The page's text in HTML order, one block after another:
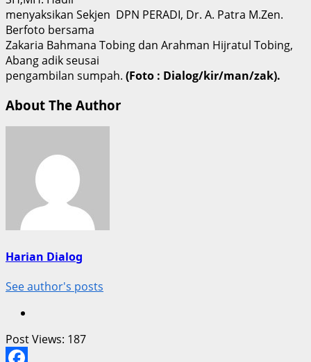
menyaksikan Sekjen DPN PERADI, Dr. A. Patra M.Zen.
Berfoto bersama
Zakaria Bahmana Tobing dan Arahman Hijratul Tobing,
Abang adik seusai
pengambilan sumpah. (Foto : Dialog/kir/man/zak).
About The Author
Harian Dialog
See author's posts
Post Views: 187